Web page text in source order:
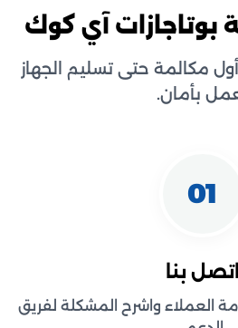
آي كوك
مكالمة حتى تسليم الجهاز
بأمان.
01
اتصل بنا
العملاء واشرح المشكلة لفريق